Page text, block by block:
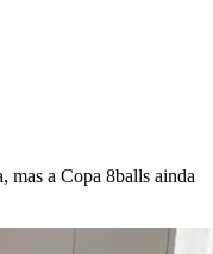
mas a Copa 8balls ainda